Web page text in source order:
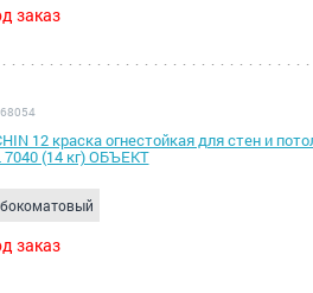
заказ
12 краска огнестойкая для стен и
7040 (14 кг) ОБЪЕКТ
заказ